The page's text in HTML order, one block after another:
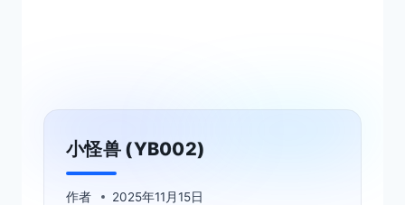
小怪兽 (YB002)
作者 2025年11月15日